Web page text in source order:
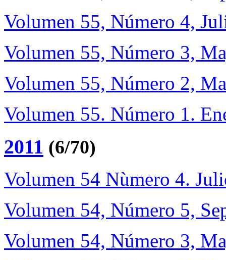
Volumen 55, Número 4,
Volumen 55, Número 3,
Volumen 55, Número 2,
Volumen 55. Número 1.
2011 (6/70)
Volumen 54 Nùmero 4.
Volumen 54, Número 5,
Volumen 54, Número 3,